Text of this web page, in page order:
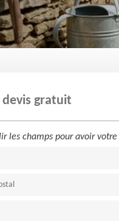
devis gratuit
les champs pour avoir votre